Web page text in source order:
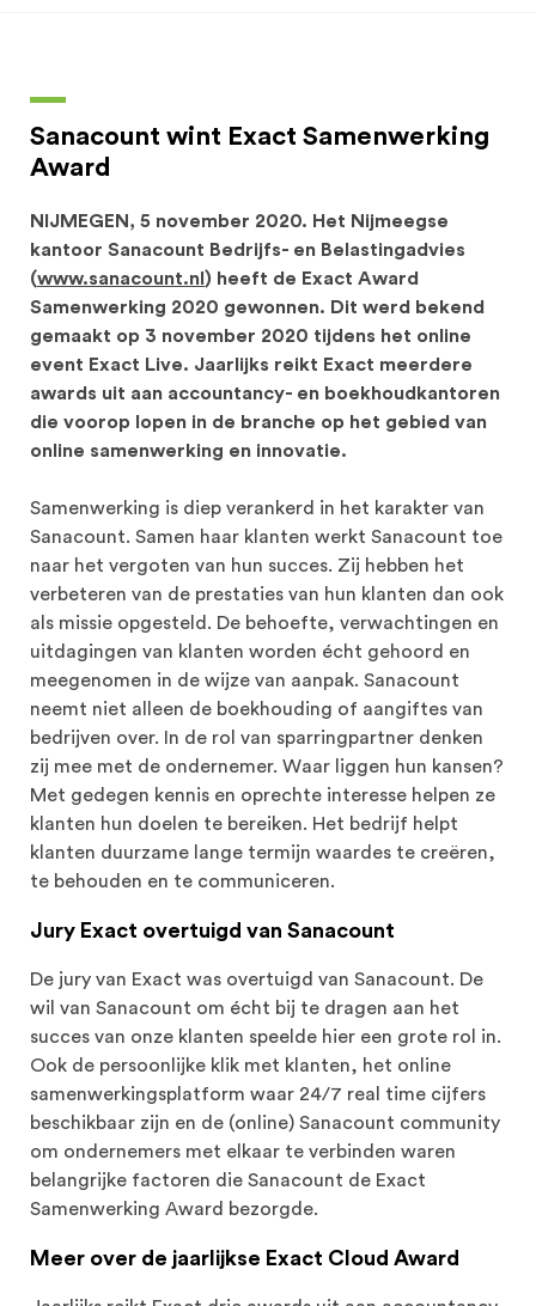
Sanacount wint Exact Samenwerking
Award
NIJMEGEN, 5 november 2020. Het Nijmeegse
kantoor Sanacount Bedrijfs- en Belastingadvies
(www.sanacount.nl ) heeft de Exact Award
Samenwerking 2020 gewonnen. Dit werd bekend
gemaakt op 3 november 2020 tijdens het online
event Exact Live. Jaarlijks reikt Exact meerdere
awards uit aan accountancy- en boekhoudkantoren
die voorop lopen in de branche op het gebied van
online samenwerking en innovatie.
Samenwerking is diep verankerd in het karakter van
Sanacount. Samen haar klanten werkt Sanacount toe
naar het vergoten van hun succes. Zij hebben het
verbeteren van de prestaties van hun klanten dan ook
als missie opgesteld. De behoefte, verwachtingen en
uitdagingen van klanten worden écht gehoord en
meegenomen in de wijze van aanpak. Sanacount
neemt niet alleen de boekhouding of aangiftes van
bedrijven over. In de rol van sparringpartner denken
zij mee met de ondernemer. Waar liggen hun kansen?
Met gedegen kennis en oprechte interesse helpen ze
klanten hun doelen te bereiken. Het bedrijf helpt
klanten duurzame lange termijn waardes te creëren,
te behouden en te communiceren.
Jury Exact overtuigd van Sanacount
De jury van Exact was overtuigd van Sanacount. De
wil van Sanacount om écht bij te dragen aan het
succes van onze klanten speelde hier een grote rol in.
Ook de persoonlijke klik met klanten, het online
samenwerkingsplatform waar 24/7 real time cijfers
beschikbaar zijn en de (online) Sanacount community
om ondernemers met elkaar te verbinden waren
belangrijke factoren die Sanacount de Exact
Samenwerking Award bezorgde.
Meer over de jaarlijkse Exact Cloud Award